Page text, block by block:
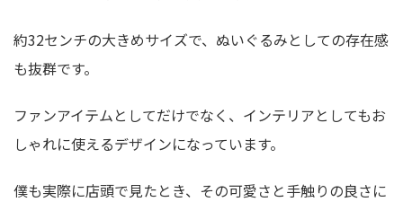
約32センチの大きめサイズで、ぬいぐるみとしての存在感
も抜群です。
ファンアイテムとしてだけでなく、インテリアとしてもお
しゃれに使えるデザインになっています。
僕も実際に店頭で見たとき、その可愛さと手触りの良さに